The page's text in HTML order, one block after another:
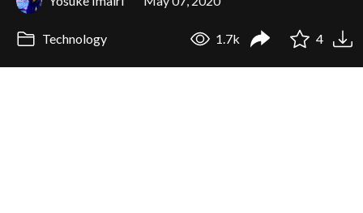
Technology 1.7k 4